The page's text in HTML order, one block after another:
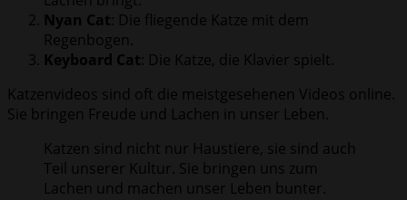
Nyan Cat: Die fliegende Katze mit dem
Regenbogen.
Keyboard Cat: Die Katze, die Klavier spielt.
Katzenvideos sind oft die meistgesehenen Videos online.
Sie bringen Freude und Lachen in unser Leben.
Katzen sind nicht nur Haustiere, sie sind auch
Teil unserer Kultur. Sie bringen uns zum
Lachen und machen unser Leben bunter.